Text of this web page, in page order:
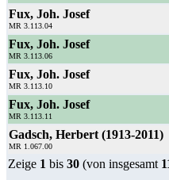
Fux, Joh. Josef
MR 3.113.04
Fux, Joh. Josef
MR 3.113.06
Fux, Joh. Josef
MR 3.113.10
Fux, Joh. Josef
MR 3.113.11
Gadsch, Herbert (1913-2011)
MR 1.067.00
Zeige 1 bis 30 (von insgesamt